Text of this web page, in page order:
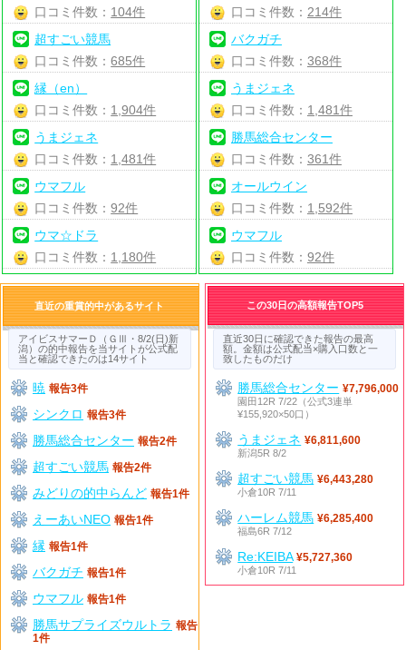
口コミ件数： 104件
超すごい競馬
口コミ件数：685件
縁（en）
口コミ件数： 1,904件
うまジェネ
口コミ件数： 1,481件
ウマフル
口コミ件数：92件
ウマ☆ドラ
口コミ件数： 1,180件
口コミ件数： 214件
バクガチ
口コミ件数： 368件
うまジェネ
口コミ件数： 1,481件
勝馬総合センター
口コミ件数： 361件
オールウイン
口コミ件数： 1,592件
ウマフル
口コミ件数： 92件
直近の重賞的中があるサイト
アイビスサマーＤ（ＧⅢ・8/2(日)新
潟）の的中報告を当サイトが公式配
当と確認できたのは14サイト
暁 報告3件
シンクロ 報告3件
勝馬総合センター 報告2件
超すごい競馬 報告2件
みどりの的中らんど 報告1件
えーあいNEO 報告1件
縁 報告1件
バクガチ 報告1件
ウマフル 報告1件
勝馬サプライズウルトラ 報告
1件
この30日の高額報告TOP5
直近30日に確認できた報告の最高
額。金額は公式配当×購入口数と一
致したものだけ
勝馬総合センター ¥7,796,000
園田12R 7/22（公式3連単
¥155,920×50口）
うまジェネ ¥6,811,600
新潟5R 8/2
超すごい競馬 ¥6,443,280
小倉10R 7/11
ハーレム競馬 ¥6,285,400
福島6R 7/12
Re:KEIBA ¥5,727,360
小倉10R 7/11